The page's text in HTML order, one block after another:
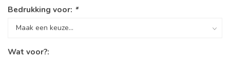
Bedrukking voor: *
Wat voor?: